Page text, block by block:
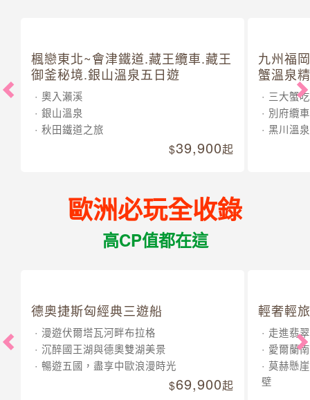
楓戀東北~會津鐵道.藏王纜車.藏王
御釜秘境.銀山溫泉五日遊
奧入瀨溪
銀山溫泉
秋田鐵道之旅
39,900起
九州福
蟹溫泉
三大蟹
別府纜車
黑川溫泉
歐洲必玩全收錄
高CP值都在這
德奧捷斯匈經典三遊船
漫遊伏爾塔瓦河畔布拉格
沉醉國王湖與德奧雙湖美景
暢遊五國，盡享中歐浪漫時光
69,900起
輕奢輕
走進翡
愛爾蘭
莫赫懸
壁